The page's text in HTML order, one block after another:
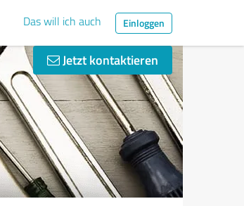
Das will ich auch Einloggen
Jetzt kontaktieren